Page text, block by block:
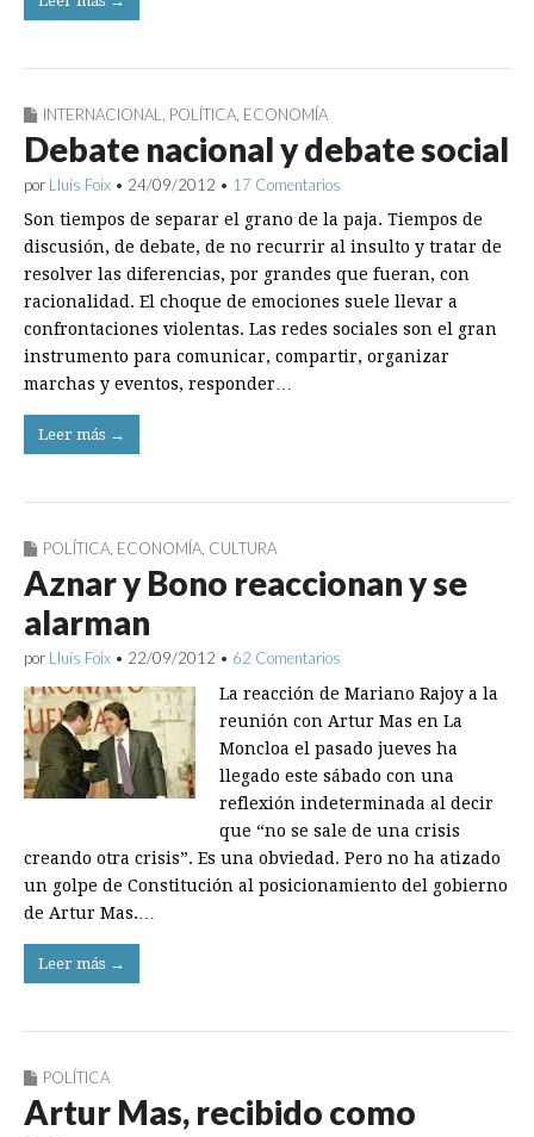
INTERNACIONAL POLÍTICA ECONOMÍA
Debate nacional y debate social
por Lluís Foix • 24/09/2012 • 17 Comentarios
Son tiempos de separar el grano de la paja. Tiempos de
discusión, de debate, de no recurrir al insulto y tratar de
resolver las diferencias, por grandes que fueran, con
racionalidad. El choque de emociones suele llevar a
confrontaciones violentas. Las redes sociales son el gran
instrumento para comunicar, compartir, organizar
marchas y eventos, responder…
Leer más →
POLÍTICA, ECONOMÍA, CULTURA
Aznar y Bono reaccionan y se
alarman
por Lluís Foix • 22/09/2012 • 62 Comentarios
La reacción de Mariano Rajoy a la
reunión con Artur Mas en La
Moncloa el pasado jueves ha
llegado este sábado con una
reflexión indeterminada al decir
que “no se sale de una crisis
creando otra crisis”. Es una obviedad. Pero no ha atizado
un golpe de Constitución al posicionamiento del gobierno
de Artur Mas.…
Leer más →
POLÍTICA
Artur Mas, recibido como